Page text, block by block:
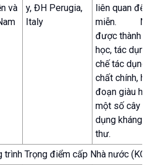
và
y, ĐH Perugia,
Italy
liên quan
miễn.
được thành
học, tác
chế tác dụng
chất chính,
đoạn giàu
một số cây
dụng kháng
thư.
Trọng điểm cấp Nhà nước (KC,